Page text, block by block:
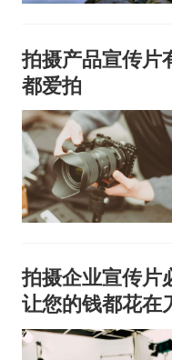
拍摄产品宣传片
都爱拍
拍摄企业宣传片
让您的钱都花在